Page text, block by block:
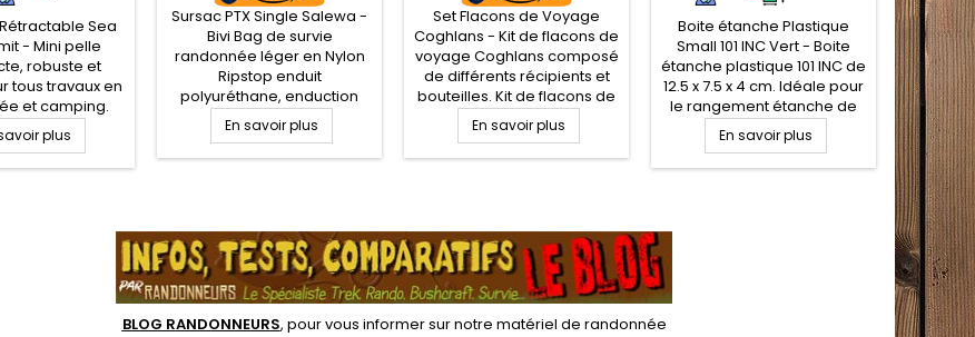
Sea
- Mini pelle
robuste et
tous travaux en
et camping.
légère
manche en
et pelle
le rangement du
plus
Sursac PTX Single Salewa -
Bivi Bag de survie
randonnée léger en Nylon
Ripstop enduit
polyuréthane, enduction
5000 mm pour une
protection efficace contre
le froid, le vent et l'humidité,
corporelle intérieure.
Complètement étanche
grâce aux coutures
soudées. Tapis de sol en
nylon anti-déchirure...
En savoir plus
Set Flacons de Voyage
Coghlans - Kit de flacons de
voyage Coghlans composé
de différents récipients et
bouteilles. Kit de flacons de
voyage pour le stockage et
transport de vos produits
d'hygiène et santé, sur des
En savoir plus
Boite étanche Plastique
Small 101 INC Vert - Boite
étanche plastique 101 INC de
12.5 x 7.5 x 4 cm. Idéale pour
le rangement étanche de
son petit matériel, et kit de
survie de votre propre
composition. Comporte
Fermeture par quatre clips
En savoir plus
Eau
MSR
un
avec un
type
jardin.
BLOG RANDONNEURS, pour vous informer sur notre matériel de randonnée